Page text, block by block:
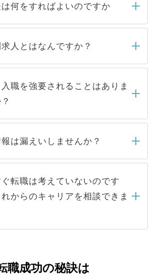
何をすればよいのですか
ただきましたら、弊社担当者がご
を確認し、その後メールもしくは
常、5営業日以内にはご連絡をせて
ますので、しばらくお待ちくださ
人とはなんですか？
DOCTORで取り扱っている求人の
割は、Webサイトからご覧いただ
非公開求人」です。非公開求人は
由によって、一般には公開してい
到を避けるため 人気のある医療機
してしまうと、応募が殺到する場
機関が求める条件に合った人材の
紹介会社に依頼するケースが増え
職を強要されることはありま
職を強要することは一切ありませ
、仮に応募先から内定をいただい
する必要はありません。内定先へ
連絡はキャリアパートナーが行い
は漏えいしませんか？
が漏えいすることはありませんの
心ください。当サイトからの登録
集したご登録者様の個人情報は、
キャリアアップおよび転職活動の
的に使用いたします。お預かりし
べての個人データはご本人の許可
情報の取り扱いについての厳密な
転職は考えていないのです
からのキャリアを相談できま
て、現在の医療機関の状況や紹介
じえながら、適切なアドバイスを
職成功の秘訣は